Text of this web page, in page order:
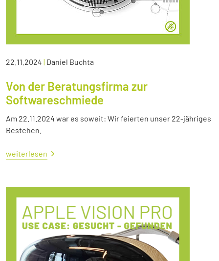
22.11.2024 | Daniel Buchta
Von der Beratungsfirma zur
Softwareschmiede
Am 22.11.2024 war es soweit: Wir feierten unser 22-jähriges
Bestehen.
weiterlesen